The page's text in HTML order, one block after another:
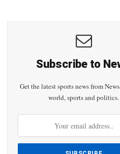
Subscribe to
Get the latest sports news from
world, sports and politics.